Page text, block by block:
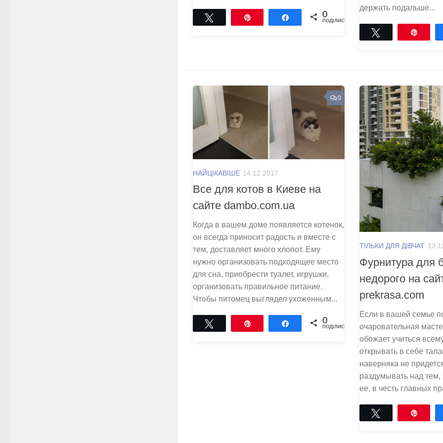
Tвітнути Поділитися
0
ПОДІЛИСЬ
держать подальше...
Tвітнути
0
НАЙЦІКАВІШЕ 14.12.2017
Все для котов в Киеве на
сайте dambo.com.ua
Когда в вашем доме появляется котенок,
он всегда приносит радость и вместе с
тем, доставляет много хлопот. Ему
нужно организовать подходящее место
для сна, приобрести туалет, игрушки,
организовать правильное питание.
Чтобы питомец выглядел ухоженным...
Tвітнути Поділитися
0
ПОДІЛИСЬ
ТІЛЬКИ ДЛЯ ДІВЧАТ
Фурнитура для
недорого на
prekrasa.com
Если в вашей семье
очаровательная
обожает учиться
открывать в себе
наверняка не
раздумывать над
ее, в честь главных
Tвітнути